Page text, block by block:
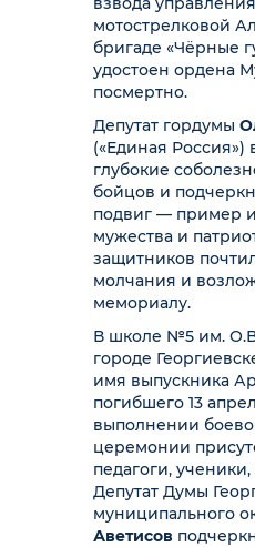
мотострелковой
бригаде «Чёрные
удостоен ордена
посмертно.
Депутат гордумы
(«Единая Россия»)
глубокие
бойцов и
подвиг — пример
мужества и
защитников
молчания и
мемориалу.
В школе №5 им.
городе
имя выпускника
погибшего 13
выполнении
церемонии
педагоги,
Депутат Думы
муниципального
Аветисов